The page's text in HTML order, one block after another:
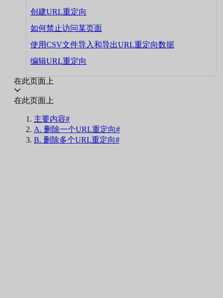
创建URL重定向
如何禁止访问某页面
使用CSV文件导入和导出URL重定向数据
编辑URL重定向
在此页面上
在此页面上
主要内容#
A. 删除一个URL重定向#
B. 删除多个URL重定向#